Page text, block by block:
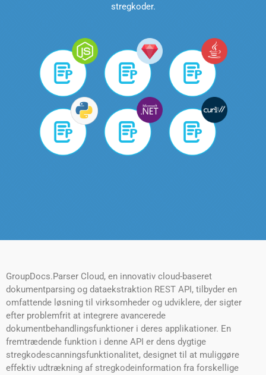
stregkoder.
GroupDocs.Parser Cloud, en innovativ cloud-baseret
dokumentparsing og dataekstraktion REST API, tilbyder en
omfattende løsning til virksomheder og udviklere, der sigter
efter problemfrit at integrere avancerede
dokumentbehandlingsfunktioner i deres applikationer. En
fremtrædende funktion i denne API er dens dygtige
stregkodescanningsfunktionalitet, designet til at muliggøre
effektiv udtrækning af stregkodeinformation fra forskellige